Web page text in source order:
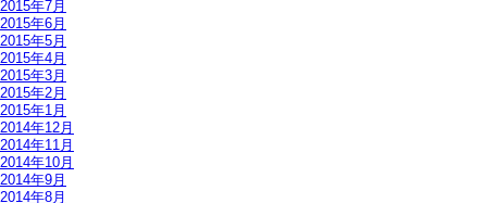
2015年7月
2015年6月
2015年5月
2015年4月
2015年3月
2015年2月
2015年1月
2014年12月
2014年11月
2014年10月
2014年9月
2014年8月